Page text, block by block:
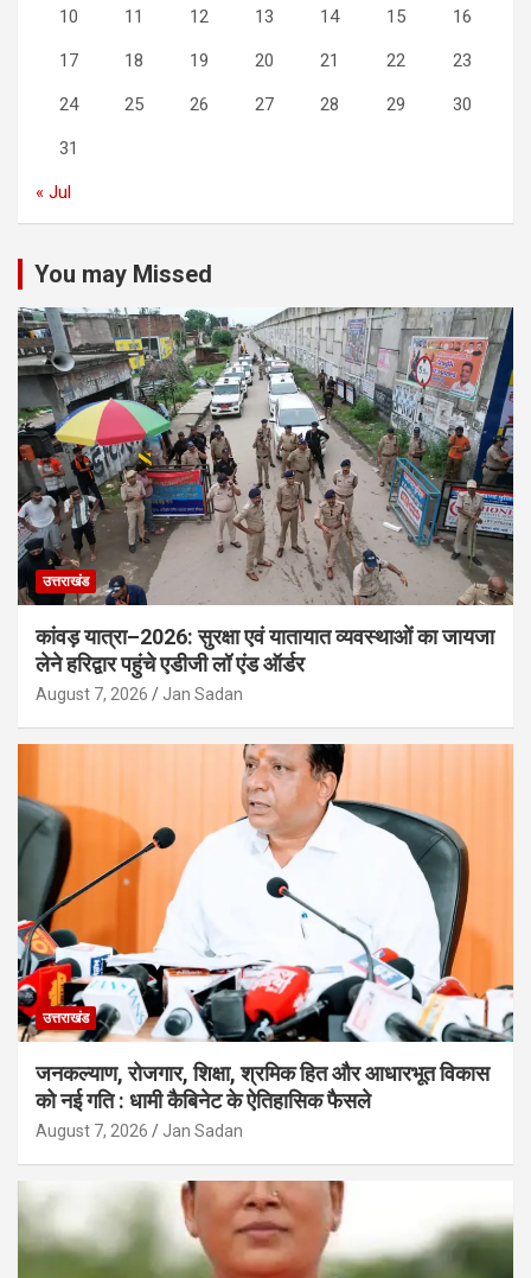
10 11 12 13 14 15 16
17 18 19 20 21 22 23
24 25 26 27 28 29 30
31
« Jul
You may Missed
उत्तराखंड
कांवड़ यात्रा–2026: सुरक्षा एवं यातायात व्यवस्थाओं का जायजा
लेने हरिद्वार पहुंचे एडीजी लॉ एंड ऑर्डर
August 7, 2026 Jan Sadan
उत्तराखंड
जनकल्याण, रोजगार, शिक्षा, श्रमिक हित और आधारभूत विकास
को नई गति : धामी कैबिनेट के ऐतिहासिक फैसले
August 7, 2026 Jan Sadan